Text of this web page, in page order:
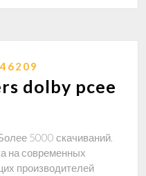
dolby pcee
5000 скачиваний.
на современных
производителей